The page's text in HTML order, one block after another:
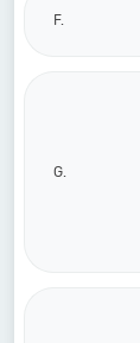
F.
G.